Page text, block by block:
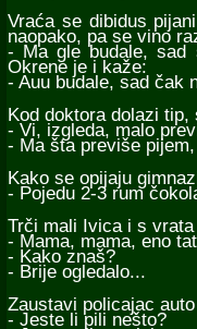
Vraća se dibidus
naopako, pa se vino
- Ma gle budale, sad
Okrene je i kaže:
- Auu budale, sad čak
Kod doktora dolazi
- Vi, izgleda, malo
- Ma šta previše
Kako se opijaju
- Pojedu 2-3 rum
Trči mali Ivica i s
- Mama, mama, eno
- Kako znaš?
- Brije ogledalo...
Zaustavi policajac
- Jeste li pili nešto?